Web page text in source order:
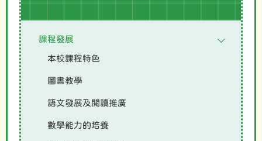
課程發展
本校課程特色
圖書教學
語文發展及閱讀推廣
數學能力的培養